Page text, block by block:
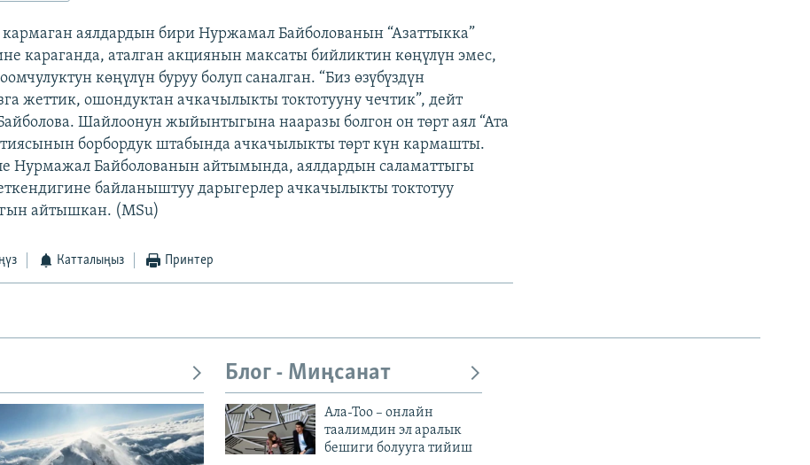
аялдардын бири Нуржамал Байболованын “Азаттыкка”
караганда, аталган акциянын максаты бийликтин көңүлүн эмес,
көңүлүн буруу болуп саналган. “Биз өзүбүздүн
жеттик, ошондуктан ачкачылыкты токтотууну чечтик”, дейт
Шайлоонун жыйынтыгына нааразы болгон он төрт аял “Ата
борбордук штабында ачкачылыкты төрт күн кармашты.
Нурмажал Байболованын айтымында, аялдардын саламаттыгы
байланыштуу дарыгерлер ачкачылыкты токтотуу
айтышкан. (MSu)
Катталыңыз Принтер
Блог - Миңсанат
Ала-Тоо – онлайн
таалимдин эл аралык
бешиги болууга тийиш